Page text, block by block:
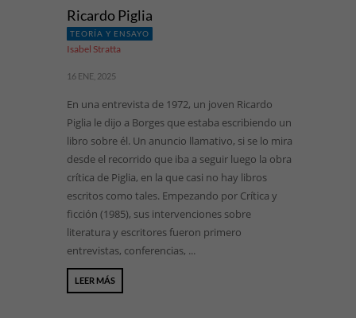
Ricardo Piglia
TEORÍA Y ENSAYO
Isabel Stratta
16 ENE, 2025
En una entrevista de 1972, un joven Ricardo
Piglia le dijo a Borges que estaba escribiendo un
libro sobre él. Un anuncio llamativo, si se lo mira
desde el recorrido que iba a seguir luego la obra
crítica de Piglia, en la que casi no hay libros
escritos como tales. Empezando por Crítica y
ficción (1985), sus intervenciones sobre
literatura y escritores fueron primero
entrevistas, conferencias, ...
LEER MÁS